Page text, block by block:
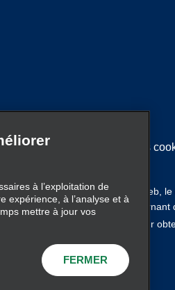
Politique sur l'utilisation des
de mobilité. Sur ce site Web,
et de l’information
existante. Cliquez
pour
à l’exploitation de
expérience, à l’analyse et à
mettre à jour vos
FERMER